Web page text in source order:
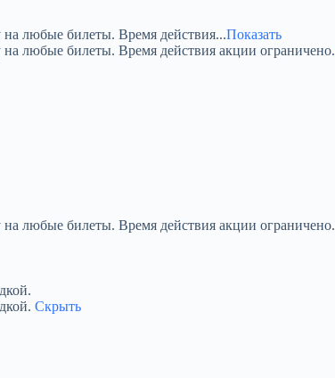
на любые билеты. Время действия...Показать
любые билеты. Время действия акции ограничено.
любые билеты. Время действия акции ограничено.
Скрыть